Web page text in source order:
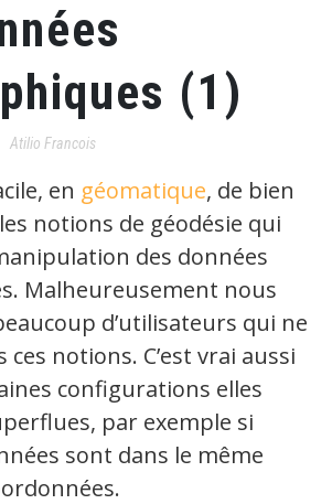
(1)
Atilio Francois
en géomatique, de bien
notions de géodésie qui
des données
Malheureusement nous
d’utilisateurs qui ne
ces notions. C’est vrai aussi
configurations elles
par exemple si
sont dans le même